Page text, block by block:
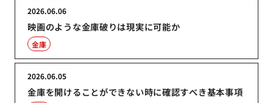
映画のような金庫破りは現実に可能か
2026.06.06
金庫
金庫を開けることができない時に確認すべき基本事項
2026.06.05